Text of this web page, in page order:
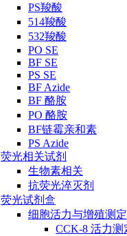
PS羧酸
514羧酸
532羧酸
PO SE
BF SE
PS SE
BF Azide
BF 酪胺
PO 酪胺
BF链霉亲和素
PS Azide
荧光相关试剂
生物素相关
抗荧光淬灭剂
荧光试剂盒
细胞活力与增殖测定
CCK-8 活力测